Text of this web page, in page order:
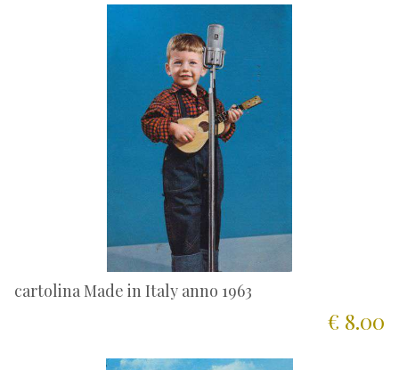
cartolina Made in Italy anno 1963
€ 8.00